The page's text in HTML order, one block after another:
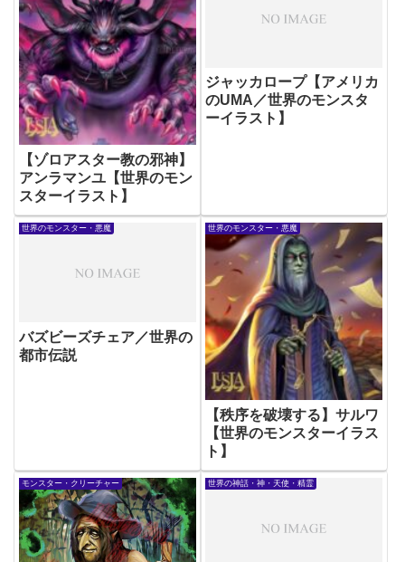
【ゾロアスター教の邪神】
アンラマンユ【世界のモン
スターイラスト】
ジャッカロープ【アメリカ
のUMA／世界のモンスタ
ーイラスト】
世界のモンスター・悪魔
バズビーズチェア／世界の
都市伝説
世界のモンスター・悪魔
【秩序を破壊する】サルワ
【世界のモンスターイラス
ト】
モンスター・クリーチャー 世界の神話・神・天使・精霊